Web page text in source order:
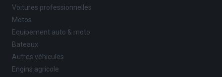
Voitures professionnelles
Motos
Equipement auto & moto
Bateaux
Autres véhicules
Engins agricole